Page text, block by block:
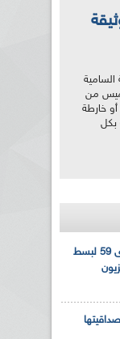
السامية
من
خارطة
بكل
الإذاعة الجزائرية تحي الذكرى 59 لبسط